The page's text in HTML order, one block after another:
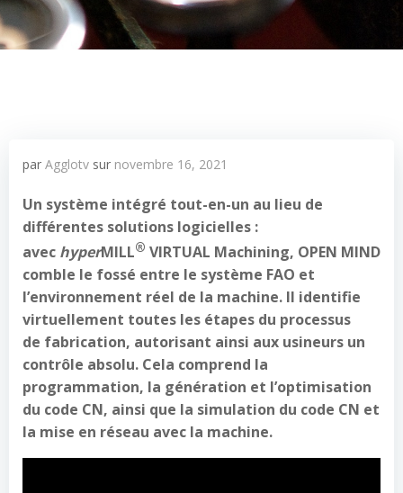
par Agglotv sur novembre 16, 2021
Un système intégré tout-en-un au lieu de
différentes solutions logicielles :
avec hyperMILL® VIRTUAL Machining, OPEN MIND
comble le fossé entre le système FAO et
l’environnement réel de la machine. Il identifie
virtuellement toutes les étapes du processus
de fabrication, autorisant ainsi aux usineurs un
contrôle absolu. Cela comprend la
programmation, la génération et l’optimisation
du code CN, ainsi que la simulation du code CN et
la mise en réseau avec la machine.